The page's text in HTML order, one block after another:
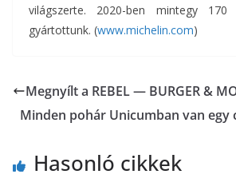
világszerte. 2020-ben mintegy
gyártottunk. (www.michelin.com)
Megnyílt a REBEL — BURGER &
Minden pohár Unicumban van egy
Hasonló cikkek